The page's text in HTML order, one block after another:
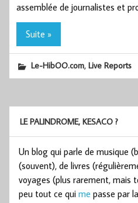
assemblée de journalistes et
Suite »
Le-HibOO.com,Live Reports
LE PALINDROME, KESACO ?
Un blog qui parle de musique
(souvent), de livres
voyages (plus rarement, mais
peu tout ce qui me passe par